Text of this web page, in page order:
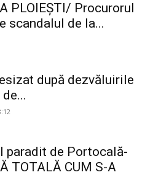
PLOIEȘTI/ Procurorul
scandalul de la...
după dezvăluirile
paradit de Portocală-
TOTALĂ CUM S-A